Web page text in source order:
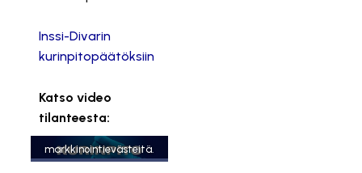
Inssi-Divarin
kurinpitopäätöksiin
Katso video
tilanteesta:
Tämä sisältö on estetty,
markkinointievästeitä.